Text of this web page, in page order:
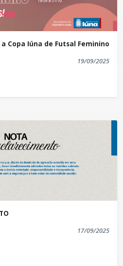
Copa Iúna de Futsal Feminino
19/09/2025
17/09/2025